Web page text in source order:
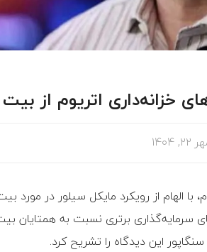
خزانه‌داری اتریوم از
۱۴۰۴
با الهام از رویکرد مایکل سیلور در
سرمایه‌گذاری برتری نسبت به همتایان